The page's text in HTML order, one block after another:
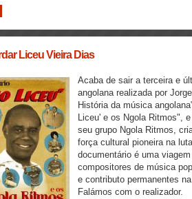
Liceu Vieira Dias
Acaba de sair a terceira e
angolana realizada por
História da música
Liceu' e os Ngola Ritmos",
seu grupo Ngola Ritmos,
força cultural pioneira na
documentário é uma
compositores de música
e contributo permanentes
Falámos com o realizador.